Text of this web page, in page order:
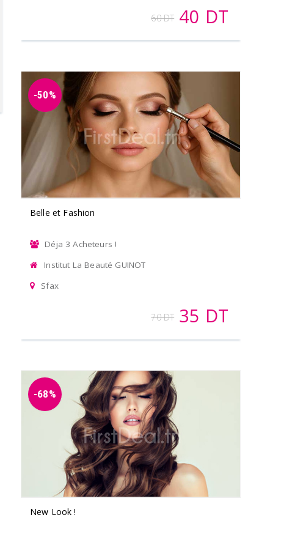
40 DT
60 DT
-50%
Belle et Fashion
Déja 3 Acheteurs !
Institut La Beauté GUINOT
Sfax
35 DT
70 DT
-68%
New Look !